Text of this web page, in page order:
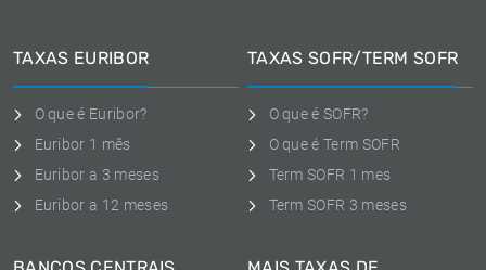
TAXAS EURIBOR
O que é Euribor?
Euribor 1 mês
Euribor a 3 meses
Euribor a 12 meses
TAXAS SOFR/TERM SOFR
O que é SOFR?
O que é Term SOFR
Term SOFR 1 mes
Term SOFR 3 meses